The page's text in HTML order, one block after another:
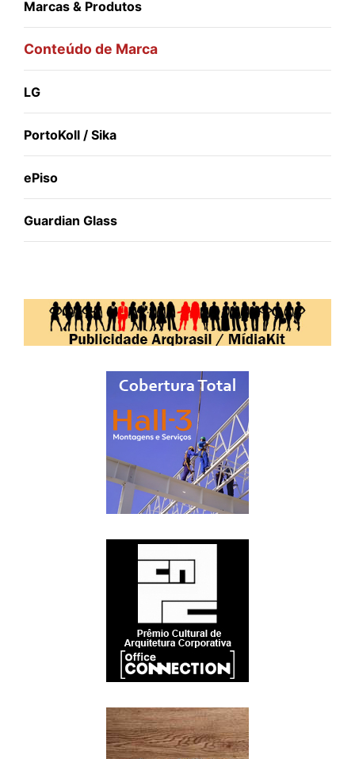
Marcas & Produtos
Conteúdo de Marca
LG
PortoKoll / Sika
ePiso
Guardian Glass